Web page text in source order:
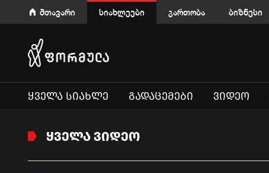
მთავარი სიახლეები გართობა ბიზნესი
ᲧᲕᲔᲚᲐ ᲡᲘᲐᲮᲚᲔ ᲒᲐᲓᲐᲪᲔᲛᲔᲑᲘ ᲕᲘᲓᲔᲝ
ᲧᲕᲔᲚᲐ ᲕᲘᲓᲔᲝ